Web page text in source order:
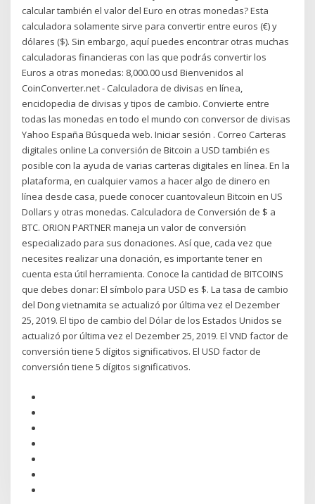
calcular también el valor del Euro en otras monedas? Esta
calculadora solamente sirve para convertir entre euros (€) y
dólares ($). Sin embargo, aquí puedes encontrar otras muchas
calculadoras financieras con las que podrás convertir los
Euros a otras monedas: 8,000.00 usd Bienvenidos al
CoinConverter.net - Calculadora de divisas en línea,
enciclopedia de divisas y tipos de cambio. Convierte entre
todas las monedas en todo el mundo con conversor de divisas
Yahoo España Búsqueda web. Iniciar sesión . Correo Carteras
digitales online La conversión de Bitcoin a USD también es
posible con la ayuda de varias carteras digitales en línea. En la
plataforma, en cualquier vamos a hacer algo de dinero en
línea desde casa, puede conocer cuantovaleun Bitcoin en US
Dollars y otras monedas. Calculadora de Conversión de $ a
BTC. ORION PARTNER maneja un valor de conversión
especializado para sus donaciones. Así que, cada vez que
necesites realizar una donación, es importante tener en
cuenta esta útil herramienta. Conoce la cantidad de BITCOINS
que debes donar: El símbolo para USD es $. La tasa de cambio
del Dong vietnamita se actualizó por última vez el Dezember
25, 2019. El tipo de cambio del Dólar de los Estados Unidos se
actualizó por última vez el Dezember 25, 2019. El VND factor de
conversión tiene 5 dígitos significativos. El USD factor de
conversión tiene 5 dígitos significativos.